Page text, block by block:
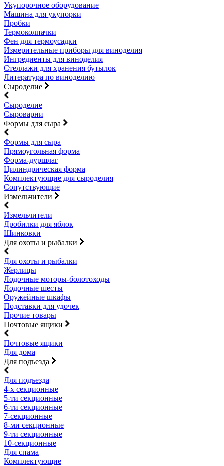
Укупорочное оборудование
Машина для укупорки
Пробки
Термоколпачки
Фен для термоусадки
Измерительные приборы для виноделия
Ингредиенты для виноделия
Стеллажи для хранения бутылок
Литература по виноделию
Сыроделие
Сыроделие
Сыроварни
Формы для сыра
Формы для сыра
Прямоугольная форма
Форма-дуршлаг
Цилиндрическая форма
Комплектующие для сыроделия
Сопутствующие
Измельчители
Измельчители
Дробилки для яблок
Шинковки
Для охоты и рыбалки
Для охоты и рыбалки
Жерлицы
Лодочные моторы-болотоходы
Лодочные шесты
Оружейные шкафы
Подставки для удочек
Прочие товары
Почтовые ящики
Почтовые ящики
Для дома
Для подъезда
Для подъезда
4-х секционные
5-ти секционные
6-ти секционные
7-секционные
8-ми секционные
9-ти секционные
10-секционные
Для спама
Комплектующие